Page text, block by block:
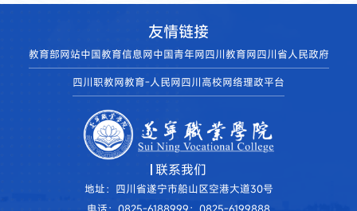
友情链接
教育部网站中国教育信息网中国青年网四川教育网四川省人民政府
四川职教网教育-人民网四川高校网络理政平台
联系我们
地址：四川省遂宁市船山区空港大道30号